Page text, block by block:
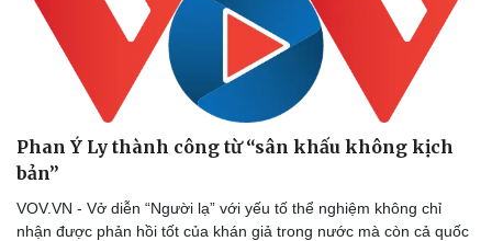
Phan Ý Ly thành công từ “sân khấu không kịch
bản”
VOV.VN - Vở diễn “Người lạ” với yếu tố thể nghiệm không chỉ
nhận được phản hồi tốt của khán giả trong nước mà còn cả quốc